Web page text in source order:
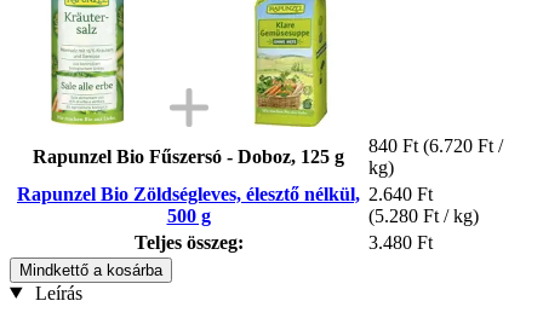
Rapunzel Bio Fűszersó - Doboz, 125 g
840 Ft (6.720 Ft /
kg)
Rapunzel Bio Zöldségleves, élesztő nélkül,
500 g
2.640 Ft
(5.280 Ft / kg)
Teljes összeg:
3.480 Ft
Mindkettő a kosárba
Leírás